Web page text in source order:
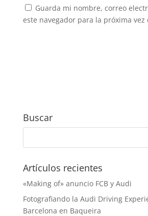
Guarda mi nombre, correo
este navegador para la próxima vez
Buscar
Artículos recientes
«Making of» anuncio FCB y Audi
Fotografiando la Audi Driving
Barcelona en Baqueira